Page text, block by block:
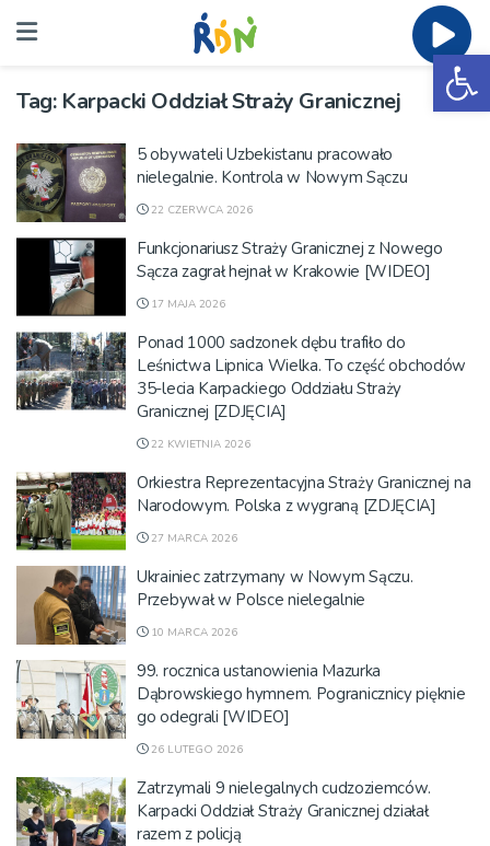
Tag: Karpacki Oddział Straży Granicznej
5 obywateli Uzbekistanu pracowało
nielegalnie. Kontrola w Nowym Sączu
22 CZERWCA 2026
Funkcjonariusz Straży Granicznej z Nowego
Sącza zagrał hejnał w Krakowie [WIDEO]
17 MAJA 2026
Ponad 1000 sadzonek dębu trafiło do
Leśnictwa Lipnica Wielka. To część obchodów
35-lecia Karpackiego Oddziału Straży
Granicznej [ZDJĘCIA]
22 KWIETNIA 2026
Orkiestra Reprezentacyjna Straży Granicznej na
Narodowym. Polska z wygraną [ZDJĘCIA]
27 MARCA 2026
Ukrainiec zatrzymany w Nowym Sączu.
Przebywał w Polsce nielegalnie
10 MARCA 2026
99. rocznica ustanowienia Mazurka
Dąbrowskiego hymnem. Pogranicznicy pięknie
go odegrali [WIDEO]
26 LUTEGO 2026
Zatrzymali 9 nielegalnych cudzoziemców.
Karpacki Oddział Straży Granicznej działał
razem z policją